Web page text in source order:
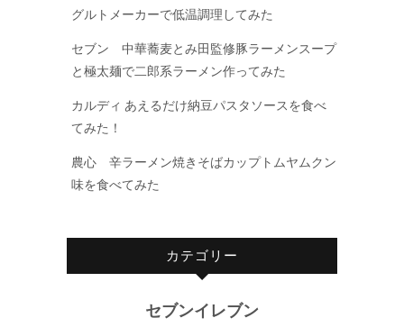
グルトメーカーで低温調理してみた
セブン 中華蕎麦とみ田監修豚ラーメンスープ
と極太麺で二郎系ラーメン作ってみた
カルディ あえるだけ納豆パスタソースを食べ
てみた！
農心 辛ラーメン焼きそばカップトムヤムクン
味を食べてみた
カテゴリー
セブンイレブン